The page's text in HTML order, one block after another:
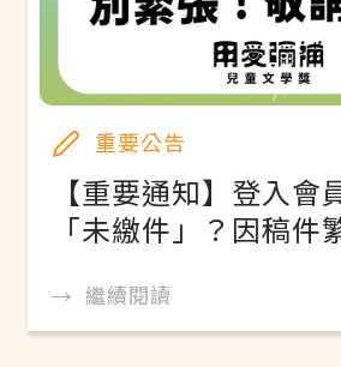
重要公告
【重要通知】登入會
「未繳件」？因稿件
繼續閱讀